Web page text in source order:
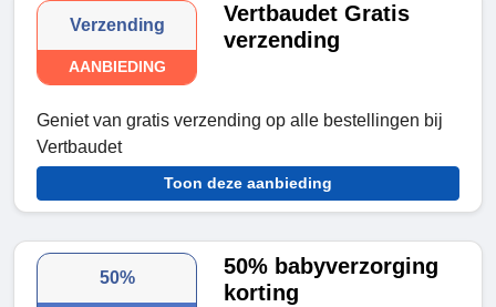
Verzending
AANBIEDING
Vertbaudet Gratis
verzending
Geniet van gratis verzending op alle bestellingen bij
Vertbaudet
Toon deze aanbieding
50%
50% babyverzorging
korting